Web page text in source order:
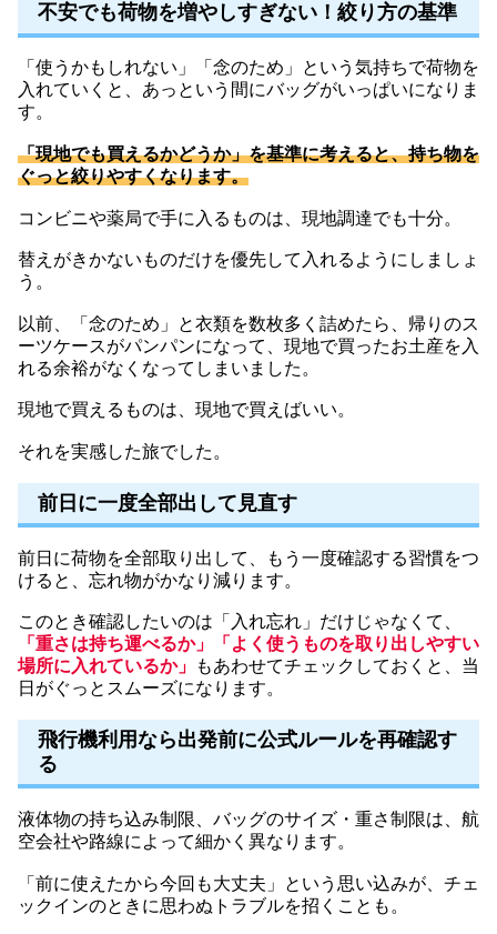
不安でも荷物を増やしすぎない！絞り方の基準
「使うかもしれない」「念のため」という気持ちで荷物を
入れていくと、あっという間にバッグがいっぱいになりま
す。
「現地でも買えるかどうか」を基準に考えると、持ち物を
ぐっと絞りやすくなります。
コンビニや薬局で手に入るものは、現地調達でも十分。
替えがきかないものだけを優先して入れるようにしましょ
う。
以前、「念のため」と衣類を数枚多く詰めたら、帰りのス
ーツケースがパンパンになって、現地で買ったお土産を入
れる余裕がなくなってしまいました。
現地で買えるものは、現地で買えばいい。
それを実感した旅でした。
前日に一度全部出して見直す
前日に荷物を全部取り出して、もう一度確認する習慣をつ
けると、忘れ物がかなり減ります。
このとき確認したいのは「入れ忘れ」だけじゃなくて、
「重さは持ち運べるか」「よく使うものを取り出しやすい
場所に入れているか」
もあわせてチェックしておくと、当
日がぐっとスムーズになります。
飛行機利用なら出発前に公式ルールを再確認す
る
液体物の持ち込み制限、バッグのサイズ・重さ制限は、航
空会社や路線によって細かく異なります。
「前に使えたから今回も大丈夫」という思い込みが、チェ
ックインのときに思わぬトラブルを招くことも。